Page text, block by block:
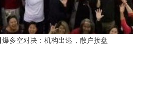
爆多空对决：机构出逃，散户接盘